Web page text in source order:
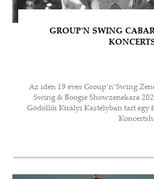
GROUP'N SWING
Az idén 19 éves Group’n’Swing
Swing & Boogie Showzenekara
Gödöllői Királyi Kastélyban tart egy